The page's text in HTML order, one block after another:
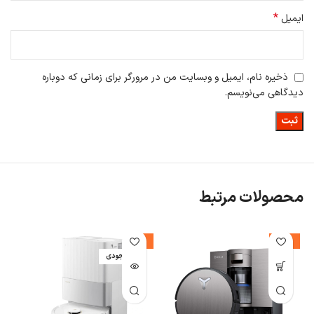
نقشه هایی از خانه شما تهیه می کند تا تمیز کاری موثر و کارآمدی را ارائه
دهد، که هیچ نقطه ایی از خانه از دست نرفته باشد.
جارو رباتیک D10S PRO
دارای نظارت تصویری از راه دور می باشد که به
شما امکان می دهد خانه ، حیوانات خانگی و فرزندانتان را در هر کجای خانه
باشند بررسی کنید..
ایمیل *
ذخیره نام، ایمیل و وبسایت من در مرورگر برای زمانی که دوباره
دیدگاهی می‌نویسم.
محصولات مرتبط
-14%
-7%
اتمام موجودی